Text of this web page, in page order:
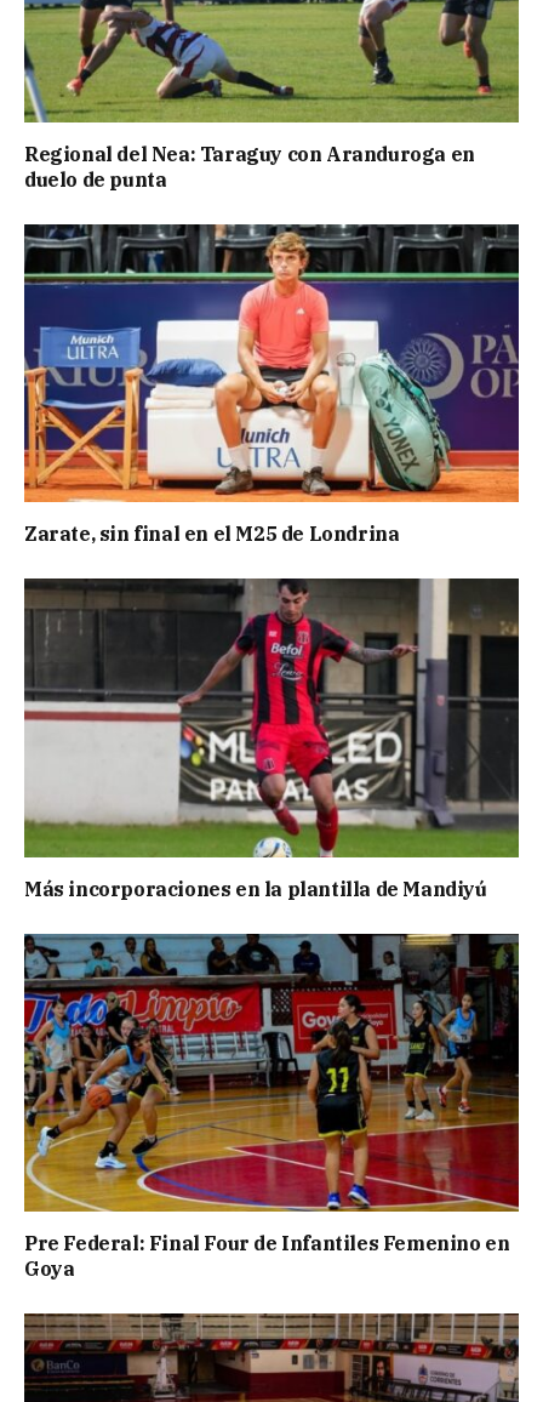
Regional del Nea: Taraguy con Aranduroga en
duelo de punta
Zarate, sin final en el M25 de Londrina
Más incorporaciones en la plantilla de Mandiyú
Pre Federal: Final Four de Infantiles Femenino en
Goya